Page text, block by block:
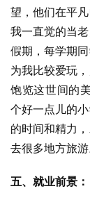
望，他们在平
我一直觉的当
假期，每学期
为我比较爱玩
饱览这世间的
个好一点儿的
的时间和精力
去很多地方旅游
五、就业前景：